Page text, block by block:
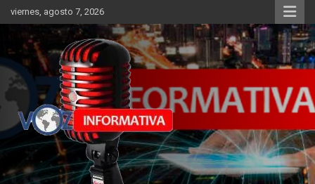
Skip
to
content
viernes, agosto 7, 2026